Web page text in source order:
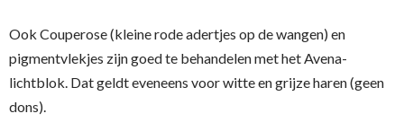
Ook Couperose (kleine rode adertjes op de wangen) en
pigmentvlekjes zijn goed te behandelen met het Avena-
lichtblok. Dat geldt eveneens voor witte en grijze haren (geen
dons).